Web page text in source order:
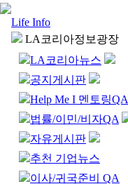
Life Info
LA코리아정보광장
LA코리아뉴스
공지게시판
Help Me I 멘토링QA
법률/이민/비자QA
자유게시판
추천 기업뉴스
이사/귀국준비 QA